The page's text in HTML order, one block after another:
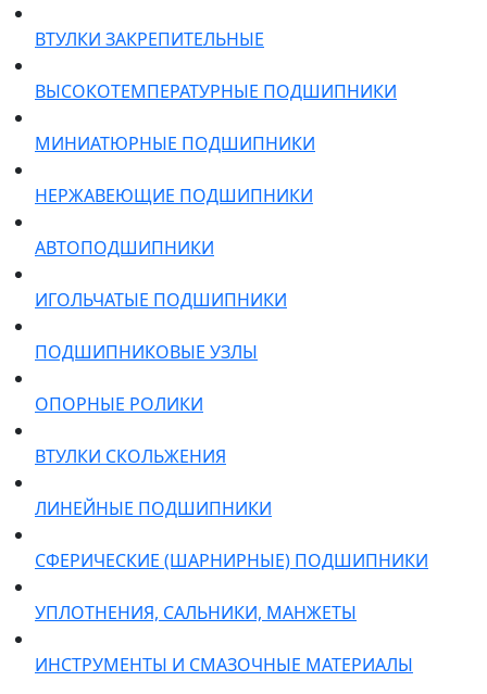
ВТУЛКИ ЗАКРЕПИТЕЛЬНЫЕ
ВЫСОКОТЕМПЕРАТУРНЫЕ ПОДШИПНИКИ
МИНИАТЮРНЫЕ ПОДШИПНИКИ
НЕРЖАВЕЮЩИЕ ПОДШИПНИКИ
АВТОПОДШИПНИКИ
ИГОЛЬЧАТЫЕ ПОДШИПНИКИ
ПОДШИПНИКОВЫЕ УЗЛЫ
ОПОРНЫЕ РОЛИКИ
ВТУЛКИ СКОЛЬЖЕНИЯ
ЛИНЕЙНЫЕ ПОДШИПНИКИ
СФЕРИЧЕСКИЕ (ШАРНИРНЫЕ) ПОДШИПНИКИ
УПЛОТНЕНИЯ, САЛЬНИКИ, МАНЖЕТЫ
ИНСТРУМЕНТЫ И СМАЗОЧНЫЕ МАТЕРИАЛЫ